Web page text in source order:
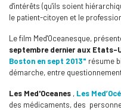
d'intérêts (qu'ils soient
le patient-citoyen et le
Le film Med'Oceanesque,
septembre dernier aux Etats-
Boston en sept 2013" résume
démarche, entre
Les Med'Oceanes , Les
des médicaments, des